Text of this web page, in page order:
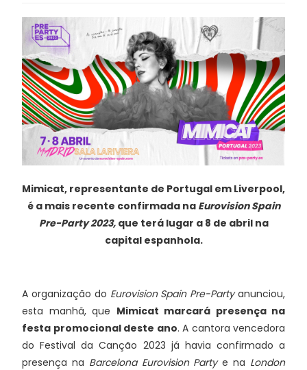
Mimicat, representante de Portugal em Liverpool,
é a mais recente confirmada na Eurovision Spain
Pre-Party 2023, que terá lugar a 8 de abril na
capital espanhola.
A organização do Eurovision Spain Pre-Partyanunciou,
esta manhã, que Mimicat marcará presença na
festa promocional deste ano. A cantora vencedora
do Festival da Canção 2023 já havia confirmado a
presença na Barcelona Eurovision Partye na London